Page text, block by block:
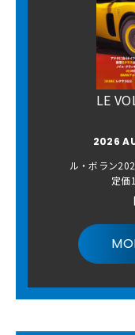
LE
2026
ル・ボラン
定価